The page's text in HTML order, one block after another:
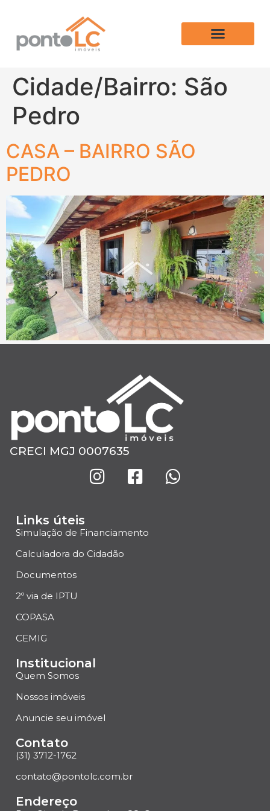
Cidade/Bairro: São
Pedro
CASA – BAIRRO SÃO
PEDRO
CRECI MGJ 0007635
Links úteis
Simulação de Financiamento
Calculadora do Cidadão
Documentos
2º via de IPTU
COPASA
CEMIG
Institucional
Quem Somos
Nossos imóveis
Anuncie seu imóvel
Contato
(31) 3712-1762
contato@pontolc.com.br
Endereço